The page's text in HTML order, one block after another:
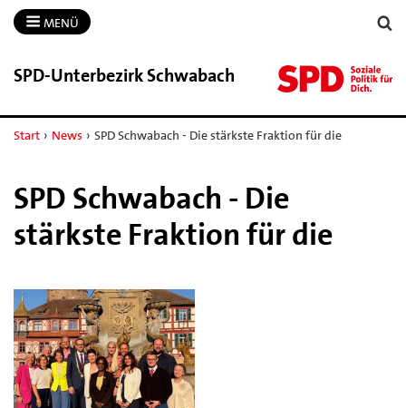
MENÜ
SPD-​Unterbezirk Schwabach
Start › News › SPD Schwabach - Die stärkste Fraktion für die
SPD Schwabach - Die
stärkste Fraktion für die